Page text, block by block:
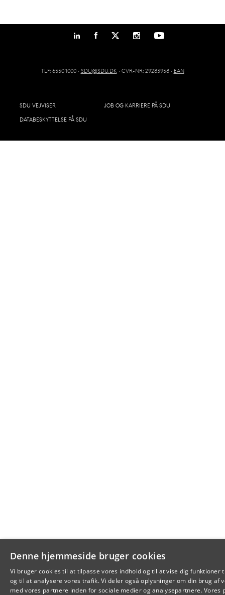
TLF: 6550 1000 · SDU@SDU.DK · CVR-NR: 29283958 · EAN
SDU VEJVISER
JOB OG KARRIERE PÅ SDU
DATABESKYTTELSE PÅ SDU
Denne hjemmeside bruger cookies
Vi bruger cookies til at tilpasse vores indhold og til at vise dig funktioner
og til at analysere vores trafik. Vi deler også oplysninger om din brug af
med vores partnere inden for sociale medier og analysepartnere. Vores